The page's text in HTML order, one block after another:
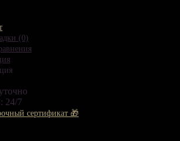
(0)
24/7
сертификат 🎁